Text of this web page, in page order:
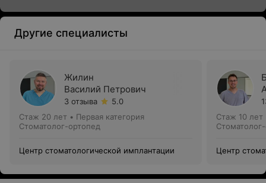
Другие специалисты
Жилин
Василий Петрович
3 отзыва
5.0
Стаж 20 лет • Первая категория
Стоматолог-ортопед
Центр стоматологической имплантации
Стаж 10 лет
Центр